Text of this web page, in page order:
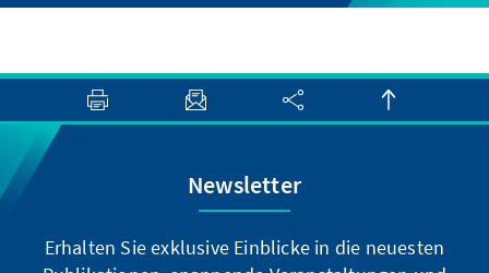
Newsletter
Erhalten Sie exklusive Einblicke in die neuesten